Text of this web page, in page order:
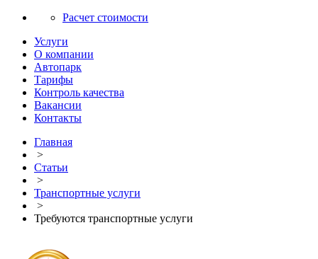
Расчет стоимости
Услуги
О компании
Автопарк
Тарифы
Контроль качества
Вакансии
Контакты
Главная
>
Статьи
>
Транспортные услуги
>
Требуются транспортные услуги